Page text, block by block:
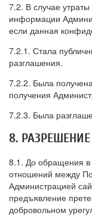
7.2. В случае
информации
если данная
7.2.1. Стала
разглашения.
7.2.2. Была
получения
7.2.3. Была
8.
8.1. До обращения
отношений между
Администрацией
предъявление
добровольном